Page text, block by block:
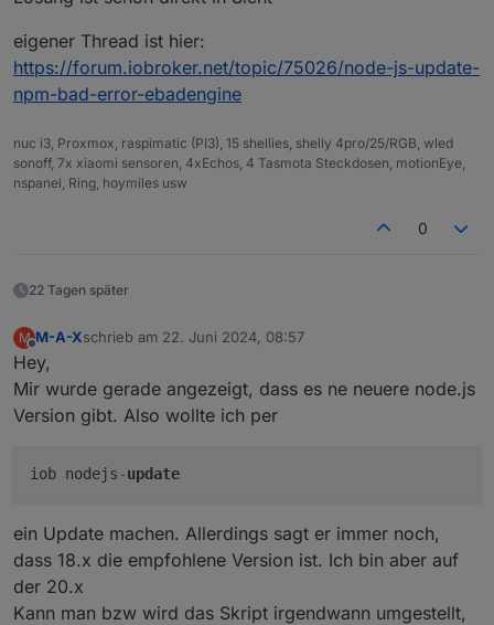
You are running nodejs v16.19.0. Do you
Press <y> to continue or any other key to
eigener Thread ist hier:
https://forum.iobroker.net/topic/75026/node-js-update-
npm-bad-error-ebadengine
nuc i3, Proxmox, raspimatic (PI3), 15 shellies, shelly 4pro/25/RGB, wled
sonoff, 7x xiaomi sensoren, 4xEchos, 4 Tasmota Steckdosen, motionEye,
nspanel, Ring, hoymiles usw
0
22 Tagen später
M M-A-Xschrieb am 22. Juni 2024, 08:57
zuletzt editiert von
Hey,
Mir wurde gerade angezeigt, dass es ne neuere node.js
Version gibt. Also wollte ich per
iob nodejs-update
ein Update machen. Allerdings sagt er immer noch,
dass 18.x die empfohlene Version ist. Ich bin aber auf
der 20.x
Kann man bzw wird das Skript irgendwann umgestellt,